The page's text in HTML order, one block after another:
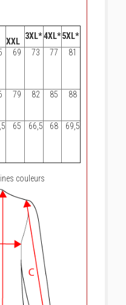
XXL
3XL*4XL*5XL*
69 73 77 81
79 82 85 88
65 66,5 68 69,5
couleurs